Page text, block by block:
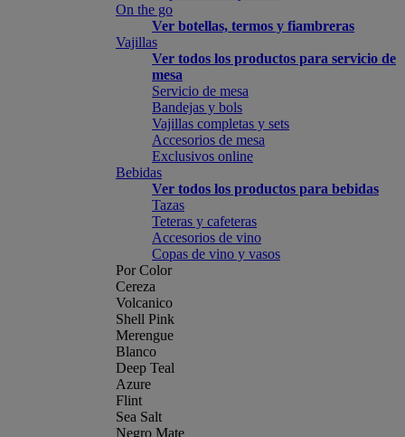
On the go
Ver botellas, termos y fiambreras
Vajillas
Ver todos los productos para servicio de
mesa
Servicio de mesa
Bandejas y bols
Vajillas completas y sets
Accesorios de mesa
Exclusivos online
Bebidas
Ver todos los productos para bebidas
Tazas
Teteras y cafeteras
Accesorios de vino
Copas de vino y vasos
Por Color
Cereza
Volcanico
Shell Pink
Merengue
Blanco
Deep Teal
Azure
Flint
Sea Salt
Negro Mate